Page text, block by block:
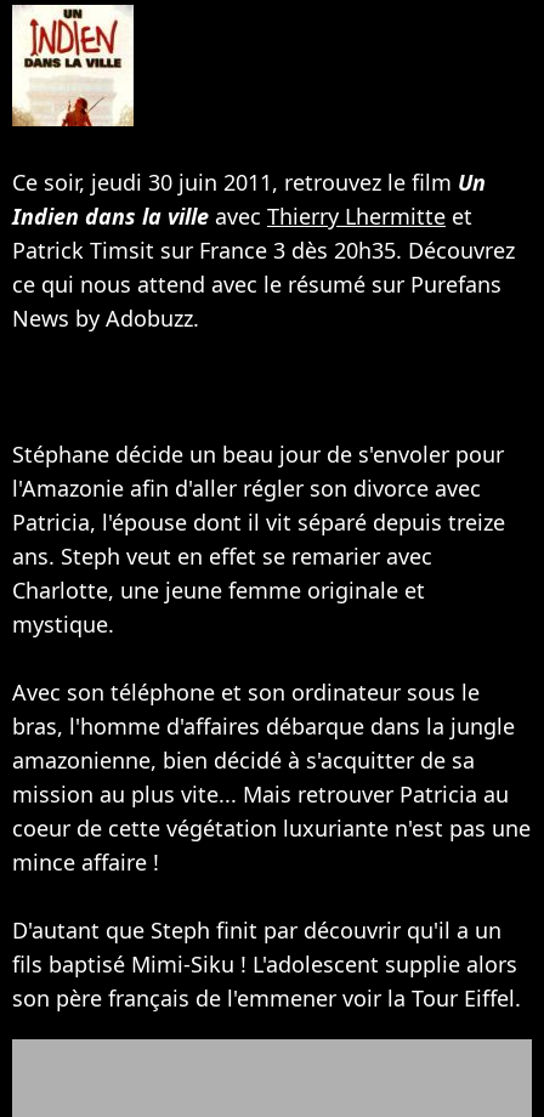
Ce soir, jeudi 30 juin 2011, retrouvez le film Un
Indien dans la ville avec Thierry Lhermitte et
Patrick Timsit sur France 3 dès 20h35. Découvrez
ce qui nous attend avec le résumé sur Purefans
News by Adobuzz.
Stéphane décide un beau jour de s'envoler pour
l'Amazonie afin d'aller régler son divorce avec
Patricia, l'épouse dont il vit séparé depuis treize
ans. Steph veut en effet se remarier avec
Charlotte, une jeune femme originale et
mystique.
Avec son téléphone et son ordinateur sous le
bras, l'homme d'affaires débarque dans la jungle
amazonienne, bien décidé à s'acquitter de sa
mission au plus vite... Mais retrouver Patricia au
coeur de cette végétation luxuriante n'est pas une
mince affaire !
D'autant que Steph finit par découvrir qu'il a un
fils baptisé Mimi-Siku ! L'adolescent supplie alors
son père français de l'emmener voir la Tour Eiffel.